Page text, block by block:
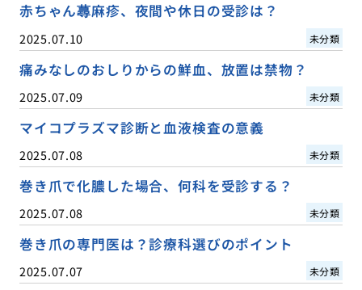
赤ちゃん蕁麻疹、夜間や休日の受診は？
2025.07.10 未分類
痛みなしのおしりからの鮮血、放置は禁物？
2025.07.09 未分類
マイコプラズマ診断と血液検査の意義
2025.07.08 未分類
巻き爪で化膿した場合、何科を受診する？
2025.07.08 未分類
巻き爪の専門医は？診療科選びのポイント
2025.07.07 未分類